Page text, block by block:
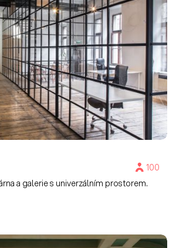
100
a galerie s univerzálním prostorem.